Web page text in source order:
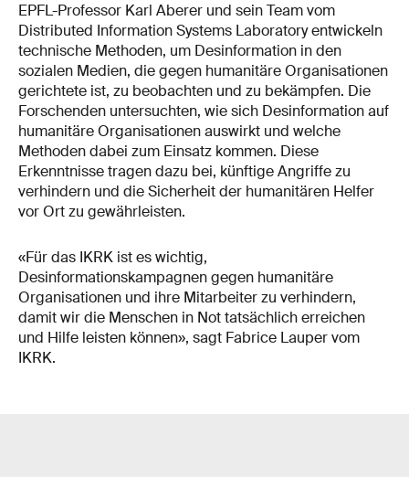
EPFL-Professor Karl Aberer und sein Team vom
Distributed Information Systems Laboratory entwickeln
technische Methoden, um Desinformation in den
sozialen Medien, die gegen humanitäre Organisationen
gerichtete ist, zu beobachten und zu bekämpfen. Die
Forschenden untersuchten, wie sich Desinformation auf
humanitäre Organisationen auswirkt und welche
Methoden dabei zum Einsatz kommen. Diese
Erkenntnisse tragen dazu bei, künftige Angriffe zu
verhindern und die Sicherheit der humanitären Helfer
vor Ort zu gewährleisten.
«Für das IKRK ist es wichtig,
Desinformationskampagnen gegen humanitäre
Organisationen und ihre Mitarbeiter zu verhindern,
damit wir die Menschen in Not tatsächlich erreichen
und Hilfe leisten können», sagt Fabrice Lauper vom
IKRK.